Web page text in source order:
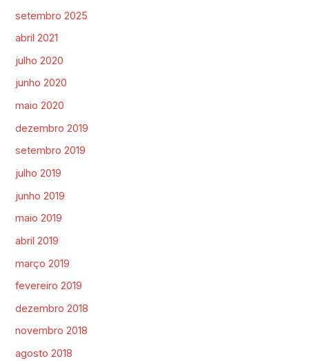
setembro 2025
abril 2021
julho 2020
junho 2020
maio 2020
dezembro 2019
setembro 2019
julho 2019
junho 2019
maio 2019
abril 2019
março 2019
fevereiro 2019
dezembro 2018
novembro 2018
agosto 2018